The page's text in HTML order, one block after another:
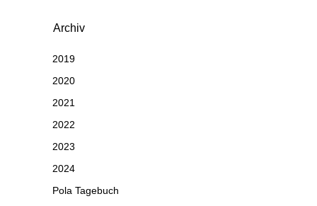
Archiv
2019
2020
2021
2022
2023
2024
Pola Tagebuch